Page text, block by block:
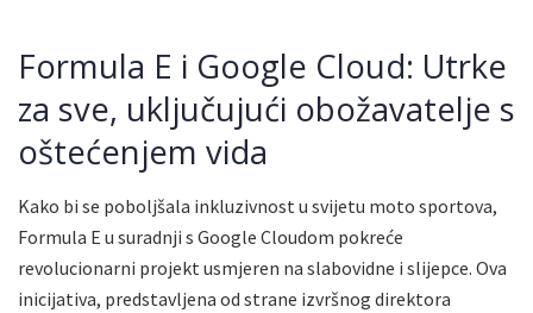
Formula E i Google Cloud: Utrke
za sve, uključujući obožavatelje s
oštećenjem vida
Kako bi se poboljšala inkluzivnost u svijetu moto sportova,
Formula E u suradnji s Google Cloudom pokreće
revolucionarni projekt usmjeren na slabovidne i slijepce. Ova
inicijativa, predstavljena od strane izvršnog direktora